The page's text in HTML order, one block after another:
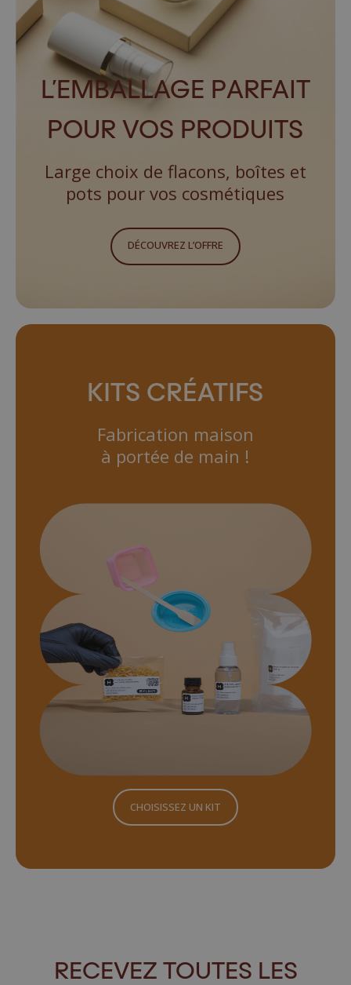
L’EMBALLAGE PARFAIT
POUR VOS PRODUITS
Large choix de flacons, boîtes et
pots pour vos cosmétiques
DÉCOUVREZ L’OFFRE
KITS CRÉATIFS
Fabrication maison
à portée de main !
CHOISISSEZ UN KIT
RECEVEZ TOUTES LES